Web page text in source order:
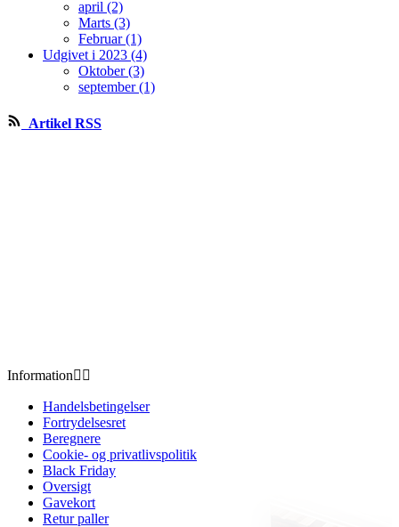
april (2)
Marts (3)
Februar (1)
Udgivet i 2023 (4)
Oktober (3)
september (1)
Artikel RSS
Information 
Handelsbetingelser
Fortrydelsesret
Beregnere
Cookie- og privatlivspolitik
Black Friday
Oversigt
Gavekort
Retur paller